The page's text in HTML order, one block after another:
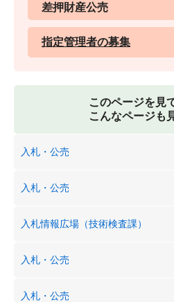
差押財産公売
指定管理者の募集
このページを見
こんなページも
入札・公売
入札・公売
入札情報広場（技術検査課）
入札・公売
入札・公売